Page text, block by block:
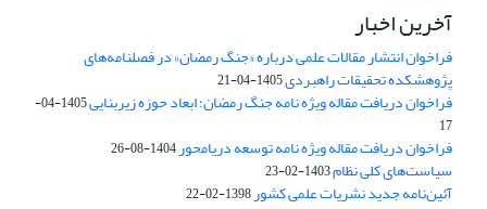
آخرین اخبار
فراخوان انتشار مقالات علمی درباره «جنگ رمضان» در فصلنامه‌های
پژوهشکده تحقیقات راهبردی1405-04-21
فراخوان دریافت مقاله ویژه نامه جنگ رمضان؛ ابعاد حوزه زیربنایی
1405-04-
17
فراخوان دریافت مقاله ویژه نامه توسعه دریامحور1404-08-26
سیاست‌های کلی نظام1403-02-23
آئین‌نامه جدید نشریات علمی کشور1398-02-22